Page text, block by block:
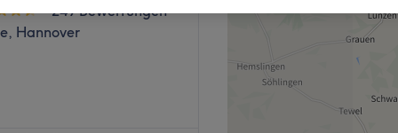
Hannover. Mit seiner
249 Bewertungen
Hannover